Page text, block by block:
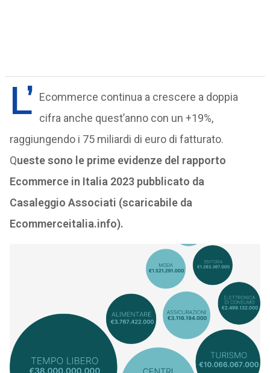
L’ Ecommerce continua a crescere a doppia
cifra anche quest’anno con un +19%,
raggiungendo i 75 miliardi di euro di fatturato.
Queste sono le prime evidenze del rapporto
Ecommerce in Italia 2023 pubblicato da
Casaleggio Associati (scaricabile da
Ecommerceitalia.info).